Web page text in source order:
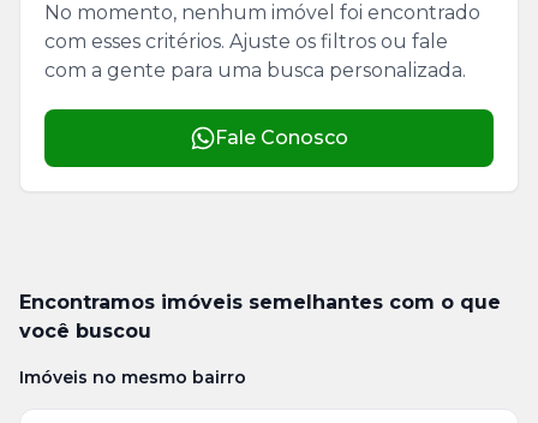
No momento, nenhum imóvel foi encontrado
com esses critérios. Ajuste os filtros ou fale
com a gente para uma busca personalizada.
Fale Conosco
Encontramos imóveis semelhantes com o que
você buscou
Imóveis no mesmo bairro